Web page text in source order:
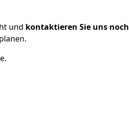
und kontaktieren Sie uns noch